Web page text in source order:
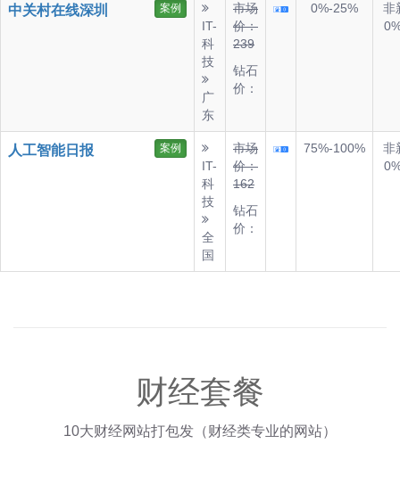
中关村在线深圳 案例
IT-
科
技
广
东
市场
价：
239
钻石
价：
0%-25%
非
人工智能日报 案例
IT-
科
技
全
国
市场
价：
162
钻石
价：
75%-100%
非
财经套餐
10大财经网站打包发（财经类专业的网站）